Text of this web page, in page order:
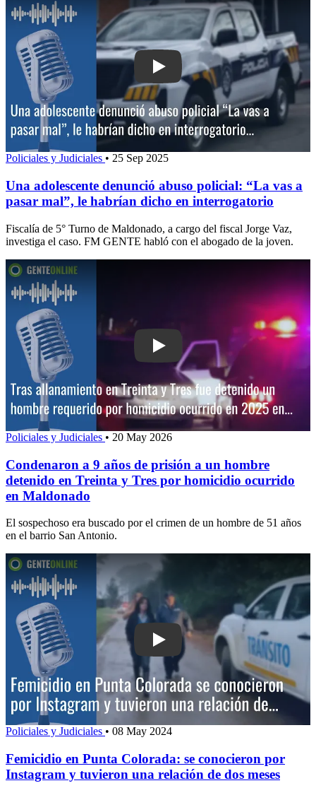
Play: Una adolescente denunció
Policiales y Judiciales • 25 Sep 2025
Una adolescente denunció abuso policial: “La vas a
pasar mal”, le habrían dicho en interrogatorio
Fiscalía de 5° Turno de Maldonado, a cargo del fiscal Jorge Vaz,
investiga el caso. FM GENTE habló con el abogado de la joven.
Play: Condenaron a 9 años de prisión
Policiales y Judiciales • 20 May 2026
Condenaron a 9 años de prisión a un hombre
detenido en Treinta y Tres por homicidio ocurrido
en Maldonado
El sospechoso era buscado por el crimen de un hombre de 51 años
en el barrio San Antonio.
Play: Femicidio en Punta Colorada:
Policiales y Judiciales • 08 May 2024
Femicidio en Punta Colorada: se conocieron por
Instagram y tuvieron una relación de dos meses